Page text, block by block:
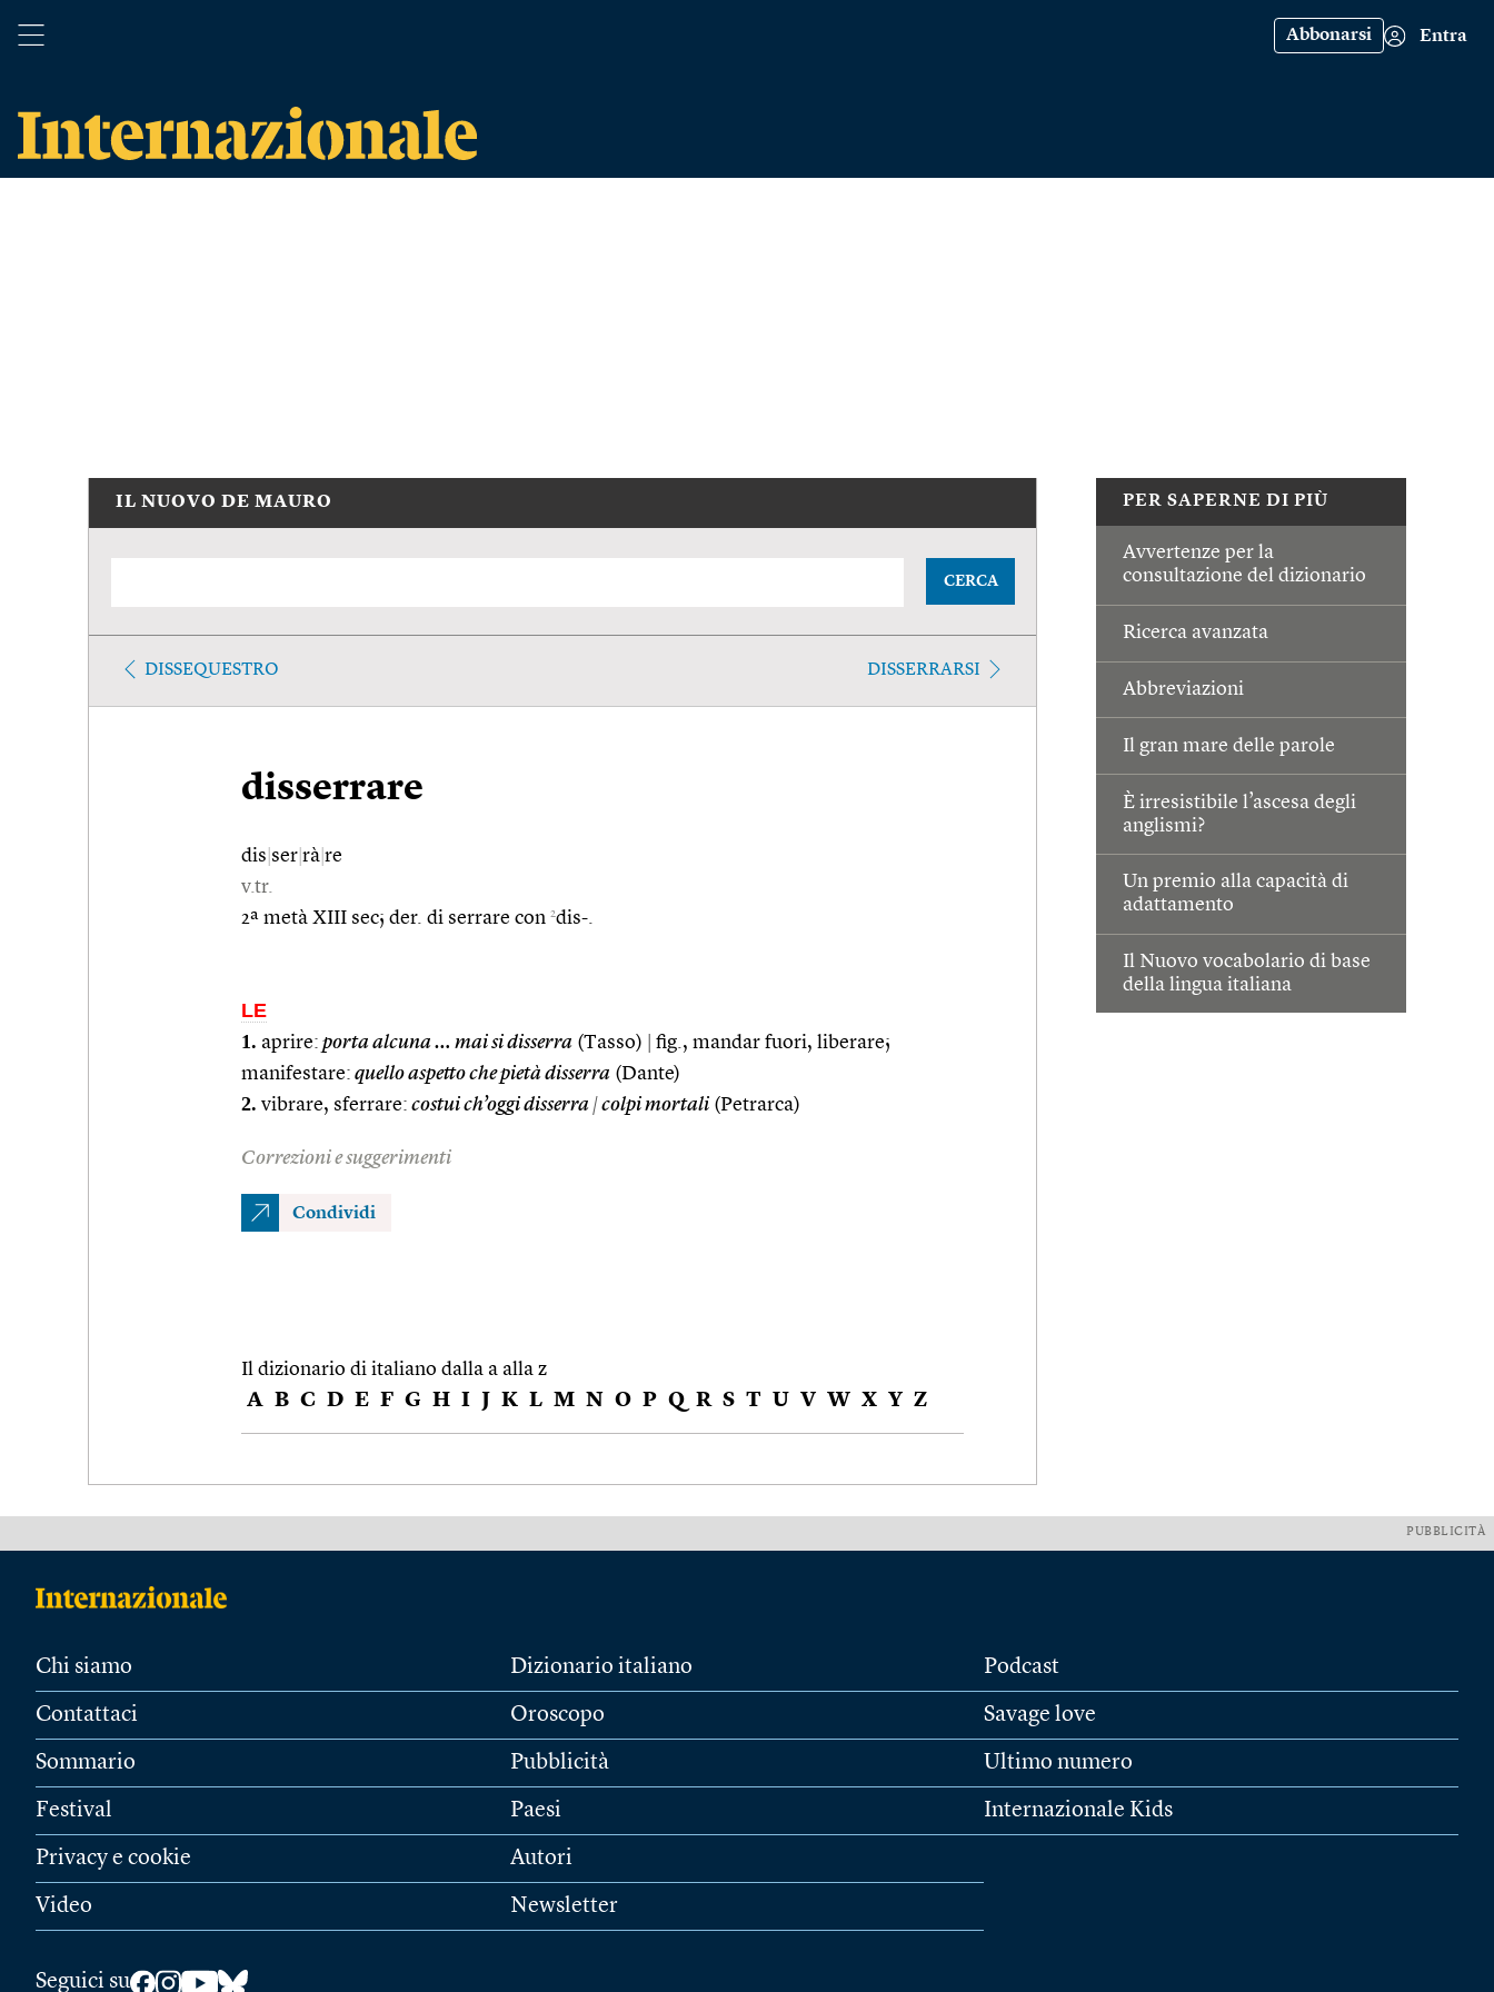
Abbonarsi Entra
PER SAPERNE DI PIÙ
Avvertenze per la
consultazione del dizionario
Ricerca avanzata
Abbreviazioni
Il gran mare delle parole
È irresistibile l’ascesa degli
anglismi?
Un premio alla capacità di
adattamento
Il Nuovo vocabolario di base
della lingua italiana
IL NUOVO DE MAURO
CERCA
DISSEQUESTRO DISSERRARSI
disserrare
dis ser rà re
v.tr.
2ª metà XIII sec; der. di serrare con 2dis-.
LE
1. aprire: porta alcuna … mai si disserra (Tasso)
fig., mandar fuori, liberare;
manifestare: quello aspetto che pietà disserra (Dante)
2. vibrare, sferrare: costui ch’oggi disserra |colpi mortali (Petrarca)
Correzioni e suggerimenti
Condividi
Il dizionario di italiano dalla a alla z
A B C D E F G H I J K L M N O P Q R S T U V W X Y Z
PUBBLICITÀ
Chi siamo
Contattaci
Sommario
Festival
Privacy e cookie
Video
Dizionario italiano
Oroscopo
Pubblicità
Paesi
Autori
Newsletter
Podcast
Savage love
Ultimo numero
Internazionale Kids
Seguici su